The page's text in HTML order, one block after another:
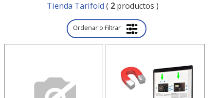
Tienda Tarifold ( 2productos )
Ordenar o Filtrar